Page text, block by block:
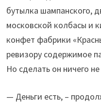
бутылка шампанского,
московской колбасы и
конфет фабрики
ревизору содержимое
Но сделать он ничего
— Деньги есть, –